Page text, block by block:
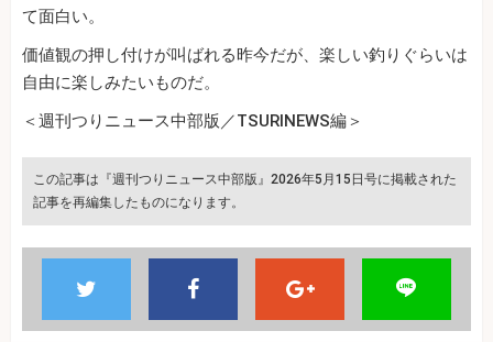
て面白い。
価値観の押し付けが叫ばれる昨今だが、楽しい釣りぐらいは
自由に楽しみたいものだ。
＜週刊つりニュース中部版／TSURINEWS編＞
この記事は『週刊つりニュース中部版』2026年5月15日号に掲載された
記事を再編集したものになります。